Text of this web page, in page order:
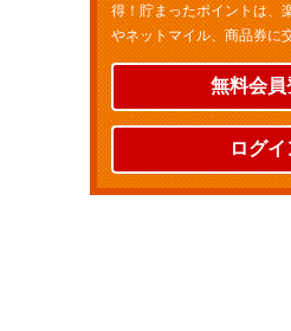
得！貯まったポイントは、
やネットマイル、商品券に
無料会員
ログイ